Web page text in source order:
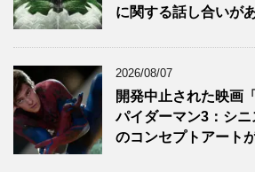
に関する話し合いが
2026/08/07
開発中止された映画
パイダーマン3：シニ
のコンセプトアート